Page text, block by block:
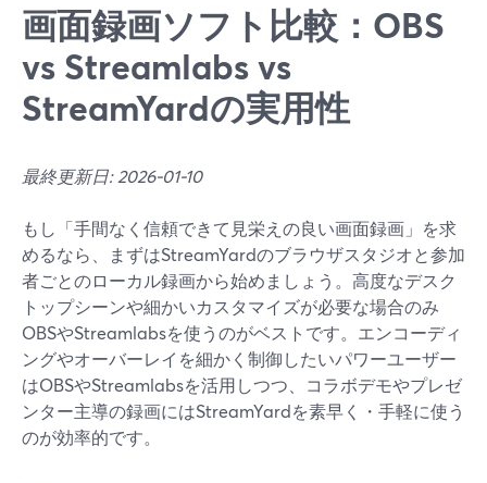
画面録画ソフト比較：OBS
vs Streamlabs vs
StreamYardの実用性
最終更新日: 2026-01-10
もし「手間なく信頼できて見栄えの良い画面録画」を求
めるなら、まずはStreamYardのブラウザスタジオと参加
者ごとのローカル録画から始めましょう。高度なデスク
トップシーンや細かいカスタマイズが必要な場合のみ
OBSやStreamlabsを使うのがベストです。エンコーディ
ングやオーバーレイを細かく制御したいパワーユーザー
はOBSやStreamlabsを活用しつつ、コラボデモやプレゼ
ンター主導の録画にはStreamYardを素早く・手軽に使う
のが効率的です。